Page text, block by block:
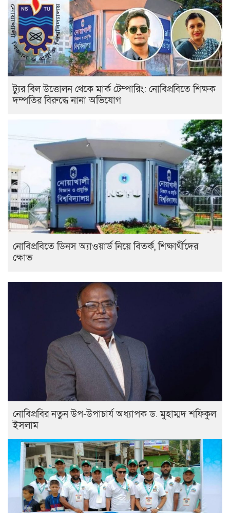
ট্যুর বিল উত্তোলন থেকে মার্ক টেম্পারিং: নোবিপ্রবিতে শিক্ষক
দম্পতির বিরুদ্ধে নানা অভিযোগ
নোবিপ্রবিতে ডিনস অ্যাওয়ার্ড নিয়ে বিতর্ক, শিক্ষার্থীদের
ক্ষোভ
নোবিপ্রবির নতুন উপ-উপাচার্য অধ্যাপক ড. মুহাম্মদ শফিকুল
ইসলাম